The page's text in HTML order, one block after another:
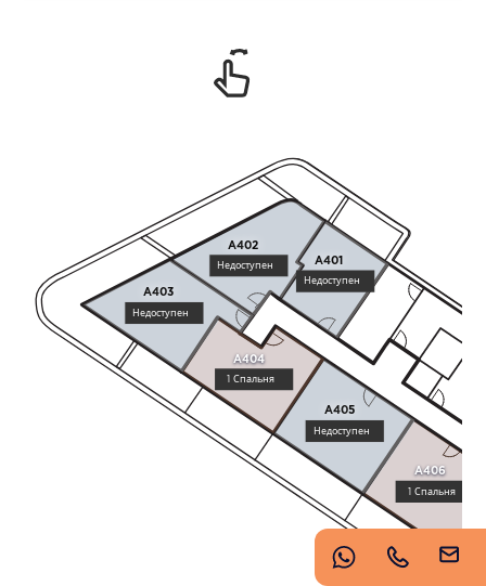
A401
Недоступен
A402
Недоступен
A403
Недоступен
A404
1 Спальня
A405
Недоступен
A406
1 Спальня
Copyright © 2026 Imperio. Proudly developed by
.